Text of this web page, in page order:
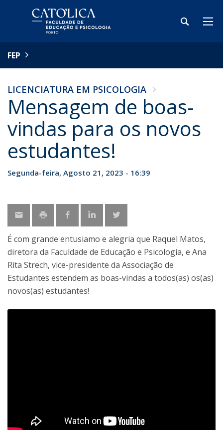
FEP
LICENCIATURA EM PSICOLOGIA
Mensagem de boas-
vindas para os novos
estudantes!
Segunda-feira, Agosto 21, 2023 - 16:39
É com grande entusiamo e alegria que Raquel Matos,
diretora da Faculdade de Educação e Psicologia, e Ana
Rita Strech, vice-presidente da Associação de
Estudantes estendem as boas-vindas a todos(as) os(as)
novos(as) estudantes!